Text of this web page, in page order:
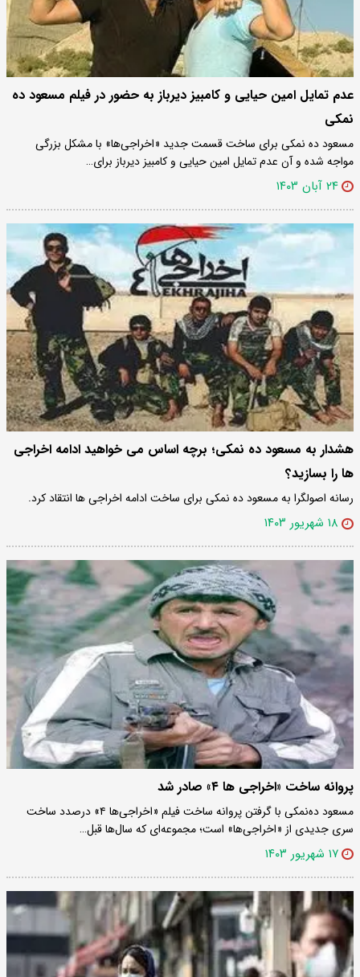
عدم تمایل امین حیایی و کامبیز دیرباز به حضور در فیلم مسعود ده
نمکی
مسعود ده نمکی برای ساخت قسمت جدید «اخراجی‌ها» با مشکل بزرگی
مواجه شده و آن عدم تمایل امین حیایی و کامبیز دیرباز برای…
۲۴ آبان ۱۴۰۳
هشدار به مسعود ده نمکی؛ برچه اساس می خواهید ادامه اخراجی
ها را بسازید؟
رسانه اصولگرا به مسعود ده نمکی برای ساخت ادامه اخراجی ها انتقاد کرد.
۱۸ شهریور ۱۴۰۳
پروانه ساخت «اخراجی ها ۴» صادر شد
مسعود ده‌نمکی با گرفتن پروانه ساخت فیلم «اخراجی‌ها ۴» درصدد ساخت
سری جدیدی از «اخراجی‌ها» است؛ مجموعه‌ای که سال‌ها قبل…
۱۷ شهریور ۱۴۰۳